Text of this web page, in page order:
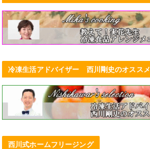
冷凍生活アドバイザー 西川剛史のオススメ
西川式ホームフリージング